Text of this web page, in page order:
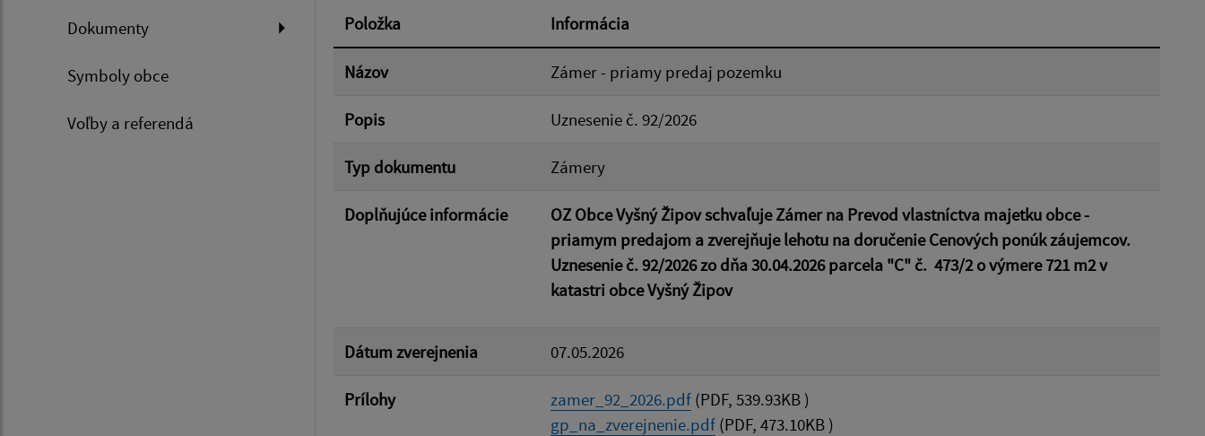
Dokumenty
Symboly obce
Voľby a referendá
Filtrovať
Položka Informácia
Názov Zámer - priamy predaj pozemku
Popis Uznesenie č. 92/2026
Typ dokumentu Zámery
Doplňujúce informácie
OZ Obce Vyšný Žipov schvaľuje Zámer na Prevod vlastníctva majetku obce -
priamym predajom a zverejňuje lehotu na doručenie Cenových ponúk záujemcov.
Uznesenie č. 92/2026 zo dňa 30.04.2026 parcela "C" č. 473/2 o výmere 721 m2 v
katastri obce Vyšný Žipov
Dátum zverejnenia 07.05.2026
Prílohy zamer_92_2026.pdf (PDF, 539.93KB )
gp_na_zverejnenie.pdf (PDF, 473.10KB )